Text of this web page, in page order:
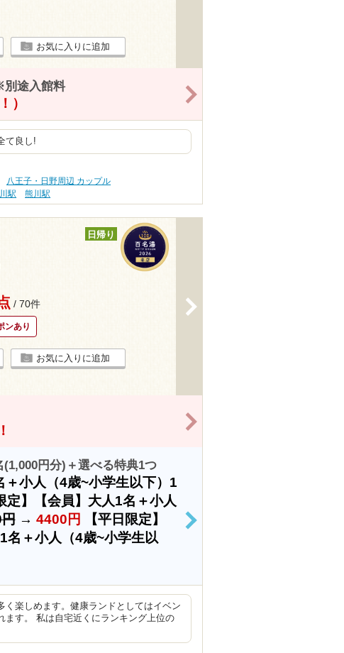
お気に入りに追加
途入館料
）
て良し!
八王子・日野周辺 カップル
駅 熊川駅
日帰り
/ 70件
ンあり
お気に入りに追加
(1,000円分)＋選べる特典1つ
＋小人（4歳~小学生以下）1
定】【会員】大人1名＋小人
→ 4400円
【平日限定】
名＋小人（4歳~小学生以
>
楽しめます。健康ランドとしてはイベン
ます。 私は自宅近くにランキング上位の